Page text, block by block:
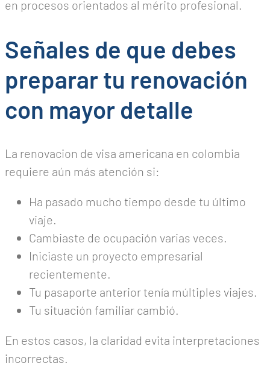
en procesos orientados al mérito profesional.
Señales de que debes
preparar tu renovación
con mayor detalle
La renovacion de visa americana en colombia
requiere aún más atención si:
Ha pasado mucho tiempo desde tu último
viaje.
Cambiaste de ocupación varias veces.
Iniciaste un proyecto empresarial
recientemente.
Tu pasaporte anterior tenía múltiples viajes.
Tu situación familiar cambió.
En estos casos, la claridad evita interpretaciones
incorrectas.